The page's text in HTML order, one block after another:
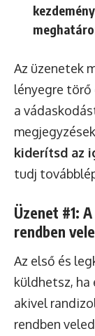
Az üzenetek
lényegre törő
a
kiderítsd az
tudj
Üzenet #1:
rendben
Az első és
küldhetsz,
akivel
rendben